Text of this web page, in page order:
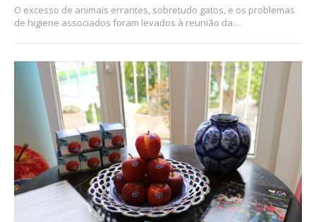
O excesso de animais errantes, sobretudo gatos, e os problemas
de higiene associados foram levados à reunião da...